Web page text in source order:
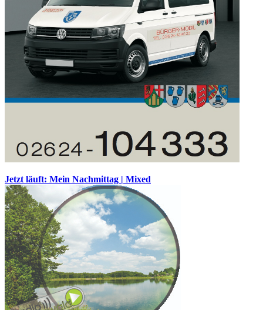
Jetzt läuft: Mein Nachmittag | Mixed